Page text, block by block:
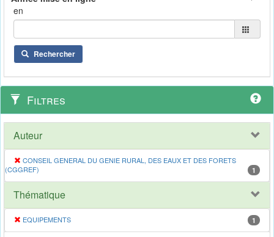
en
Rechercher
Filtres
Auteur
CONSEIL GENERAL DU GENIE RURAL, DES EAUX ET DES FORETS
(CGGREF)
1
Thématique
EQUIPEMENTS 1